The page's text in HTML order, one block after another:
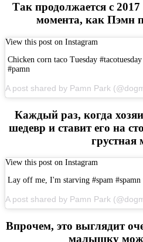
Так продолжается с
момента, как Пэмн
View this post on Instagram
Chicken corn taco Tuesday
#pamn
Каждый раз, когда
шедевр и ставит его на
грустная
View this post on Instagram
Lay off me, I'm starving #spam #spamn
Впрочем, это выглядит
малышку